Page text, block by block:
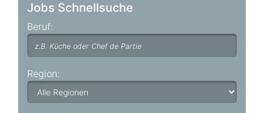
Jobs Schnellsuche
Beruf:
Region: